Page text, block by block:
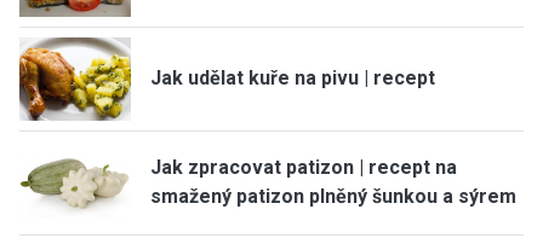
Jak udělat kuře na pivu | recept
Jak zpracovat patizon | recept na
smažený patizon plněný šunkou a sýrem